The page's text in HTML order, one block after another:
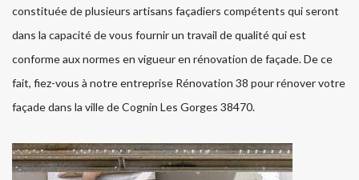
constituée de plusieurs artisans façadiers compétents qui seront
dans la capacité de vous fournir un travail de qualité qui est
conforme aux normes en vigueur en rénovation de façade. De ce
fait, fiez-vous à notre entreprise Rénovation 38 pour rénover votre
façade dans la ville de Cognin Les Gorges 38470.